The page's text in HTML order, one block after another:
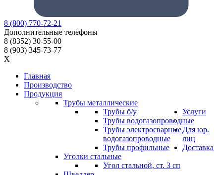
8 (800) 770-72-21
Дополнительные телефоны
8 (8352) 30-55-00
8 (903) 345-73-77
X
Главная
Производство
Продукция
Трубы металлические
Трубы б/у
Трубы водогазопроводные
Трубы электросварные
водогазопроводные
Трубы профильные
Уголки стальные
Угол стальной, ст. 3 сп
Услуги
Для юр.
лиц
Доставка